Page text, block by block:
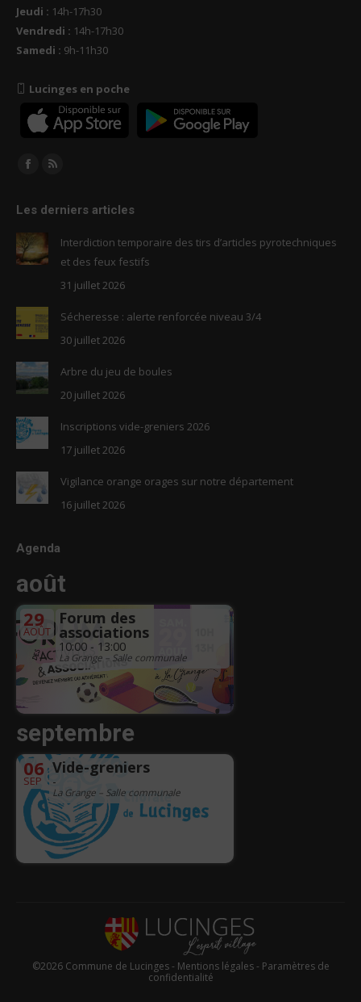
Jeudi : 14h-17h30
Vendredi : 14h-17h30
Samedi : 9h-11h30
Lucinges en poche
Trouvez nous sur :
Facebook
opens
in
new
window
opens
new
window
Les derniers articles
Interdiction temporaire des tirs d’articles pyrotechniques
et des feux festifs
31 juillet 2026
Sécheresse : alerte renforcée niveau 3/4
30 juillet 2026
Arbre du jeu de boules
20 juillet 2026
Inscriptions vide-greniers 2026
17 juillet 2026
Vigilance orange orages sur notre département
16 juillet 2026
Agenda
août
29
AOÛT
Forum des
associations
10:00 - 13:00
La Grange – Salle communale
septembre
06
SEP
Vide-greniers
-
La Grange – Salle communale
©2026 Commune de Lucinges - Mentions légales- Paramètres de
confidentialité